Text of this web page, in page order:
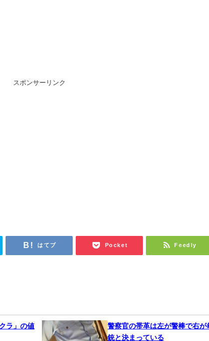
スポンサーリンク
はてブ Pocket Feedly
ラ」の値
警察官の帯革は左が警棒で右が
銃と決まっている